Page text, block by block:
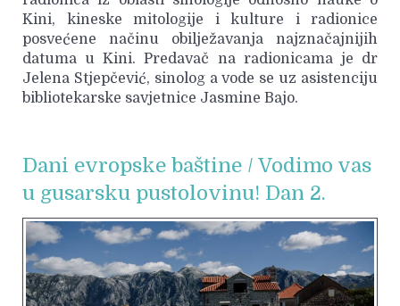
Kini, kineske mitologije i kulture i radionice
posvećene načinu obilježavanja najznačajnijih
datuma u Kini. Predavač na radionicama je dr
Jelena Stjepčević, sinolog a vode se uz asistenciju
bibliotekarske savjetnice Jasmine Bajo.
Dani evropske baštine / Vodimo vas
u gusarsku pustolovinu! Dan 2.